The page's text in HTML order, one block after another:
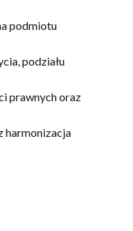
podmiotu
podziału
prawnych oraz
harmonizacja